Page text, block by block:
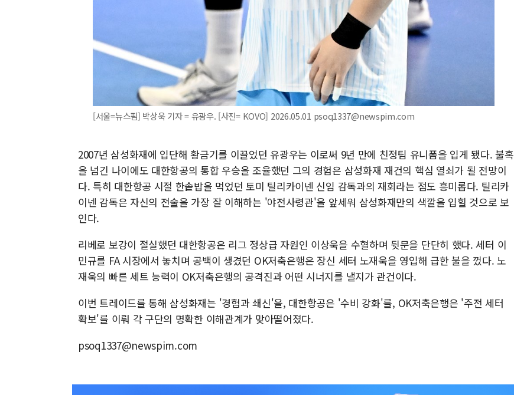
[서울=뉴스핌] 박상욱 기자 = 유광우. [사진= KOVO] 2026.05.01 psoq1337@newspim.com
2007년 삼성화재에 입단해 황금기를 이끌었던 유광우는 이로써 9년 만에 친정팀 유니폼을 입게 됐다. 불혹
을 넘긴 나이에도 대한항공의 통합 우승을 조율했던 그의 경험은 삼성화재 재건의 핵심 열쇠가 될 전망이
다. 특히 대한항공 시절 한솥밥을 먹었던 토미 틸리카이넨 신임 감독과의 재회라는 점도 흥미롭다. 틸리카
이넨 감독은 자신의 전술을 가장 잘 이해하는 '야전사령관'을 앞세워 삼성화재만의 색깔을 입힐 것으로 보
인다.
리베로 보강이 절실했던 대한항공은 리그 정상급 자원인 이상욱을 수혈하며 뒷문을 단단히 했다. 세터 이
민규를 FA 시장에서 놓치며 공백이 생겼던 OK저축은행은 장신 세터 노재욱을 영입해 급한 불을 껐다. 노
재욱의 빠른 세트 능력이 OK저축은행의 공격진과 어떤 시너지를 낼지가 관건이다.
이번 트레이드를 통해 삼성화재는 '경험과 쇄신'을, 대한항공은 '수비 강화'를, OK저축은행은 '주전 세터
확보'를 이뤄 각 구단의 명확한 이해관계가 맞아떨어졌다.
psoq1337@newspim.com